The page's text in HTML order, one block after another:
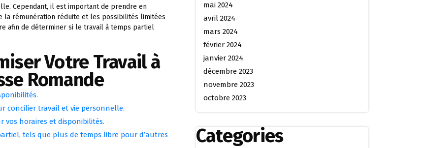
Cependant, il est important de prendre en
la rémunération réduite et les possibilités limitées
afin de déterminer si le travail à temps partiel
Votre Travail à
Romande
concilier travail et vie personnelle.
vos horaires et disponibilités.
tels que plus de temps libre pour d’autres
mai 2024
avril 2024
mars 2024
février 2024
janvier 2024
décembre 2023
novembre 2023
octobre 2023
Categories